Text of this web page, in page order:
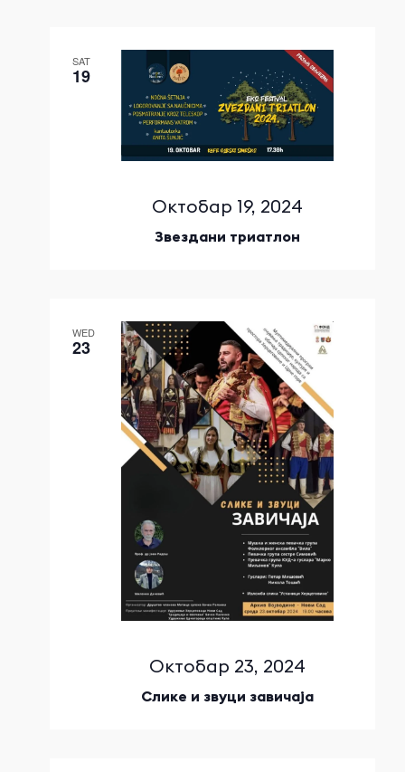
SAT
19
Звездани триатлон
Октобар 19, 2024
WED
23
Слике и звуци завичаја
Октобар 23, 2024